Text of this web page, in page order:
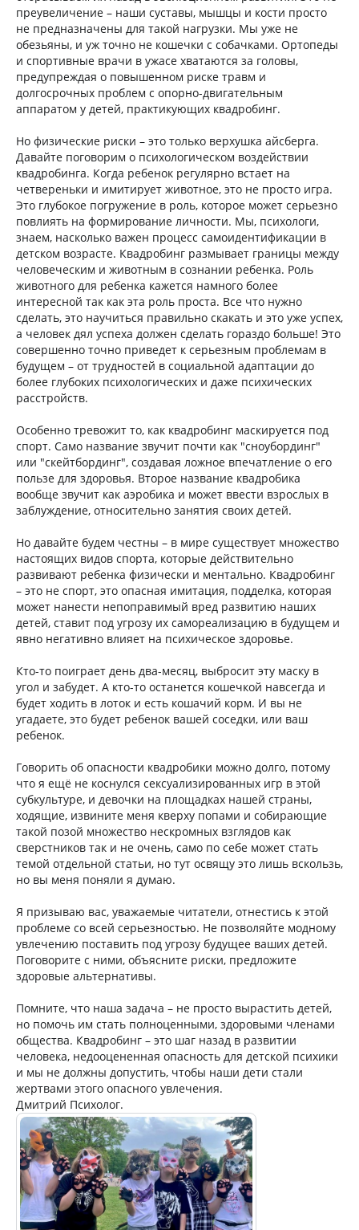
преувеличение – наши суставы, мышцы и кости просто
не предназначены для такой нагрузки. Мы уже не
обезьяны, и уж точно не кошечки с собачками. Ортопеды
и спортивные врачи в ужасе хватаются за головы,
предупреждая о повышенном риске травм и
долгосрочных проблем с опорно-двигательным
аппаратом у детей, практикующих квадробинг.
Но физические риски – это только верхушка айсберга.
Давайте поговорим о психологическом воздействии
квадробинга. Когда ребенок регулярно встает на
четвереньки и имитирует животное, это не просто игра.
Это глубокое погружение в роль, которое может серьезно
повлиять на формирование личности. Мы, психологи,
знаем, насколько важен процесс самоидентификации в
детском возрасте. Квадробинг размывает границы между
человеческим и животным в сознании ребенка. Роль
животного для ребенка кажется намного более
интересной так как эта роль проста. Все что нужно
сделать, это научиться правильно скакать и это уже успех,
а человек дял успеха должен сделать гораздо больше! Это
совершенно точно приведет к серьезным проблемам в
будущем – от трудностей в социальной адаптации до
более глубоких психологических и даже психических
расстройств.
Особенно тревожит то, как квадробинг маскируется под
спорт. Само название звучит почти как "сноубординг"
или "скейтбординг", создавая ложное впечатление о его
пользе для здоровья. Второе название квадробика
вообще звучит как аэробика и может ввести взрослых в
заблуждение, относительно занятия своих детей.
Но давайте будем честны – в мире существует множество
настоящих видов спорта, которые действительно
развивают ребенка физически и ментально. Квадробинг
– это не спорт, это опасная имитация, подделка, которая
может нанести непоправимый вред развитию наших
детей, ставит под угрозу их самореализацию в будущем и
явно негативно влияет на психическое здоровье.
Кто-то поиграет день два-месяц, выбросит эту маску в
угол и забудет. А кто-то останется кошечкой навсегда и
будет ходить в лоток и есть кошачий корм. И вы не
угадаете, это будет ребенок вашей соседки, или ваш
ребенок.
Говорить об опасности квадробики можно долго, потому
что я ещё не коснулся сексуализированных игр в этой
субкультуре, и девочки на площадках нашей страны,
ходящие, извините меня кверху попами и собирающие
такой позой множество нескромных взглядов как
сверстников так и не очень, само по себе может стать
темой отдельной статьи, но тут освящу это лишь вскользь,
но вы меня поняли я думаю.
Я призываю вас, уважаемые читатели, отнестись к этой
проблеме со всей серьезностью. Не позволяйте модному
увлечению поставить под угрозу будущее ваших детей.
Поговорите с ними, объясните риски, предложите
здоровые альтернативы.
Помните, что наша задача – не просто вырастить детей,
но помочь им стать полноценными, здоровыми членами
общества. Квадробинг – это шаг назад в развитии
человека, недооцененная опасность для детской психики
и мы не должны допустить, чтобы наши дети стали
жертвами этого опасного увлечения.
Дмитрий Психолог.